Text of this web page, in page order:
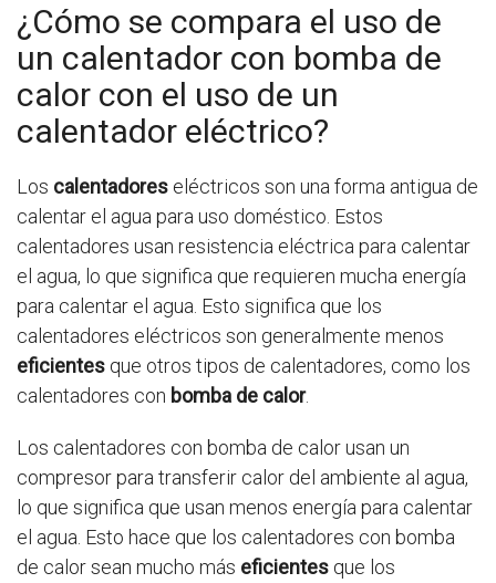
¿Cómo se compara el uso de
un calentador con bomba de
calor con el uso de un
calentador eléctrico?
Los calentadores eléctricos son una forma antigua de
calentar el agua para uso doméstico. Estos
calentadores usan resistencia eléctrica para calentar
el agua, lo que significa que requieren mucha energía
para calentar el agua. Esto significa que los
calentadores eléctricos son generalmente menos
eficientes que otros tipos de calentadores, como los
calentadores con bomba de calor.
Los calentadores con bomba de calor usan un
compresor para transferir calor del ambiente al agua,
lo que significa que usan menos energía para calentar
el agua. Esto hace que los calentadores con bomba
de calor sean mucho más eficientes que los